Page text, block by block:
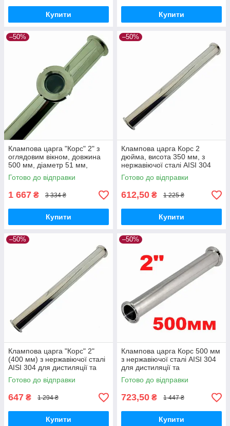
Купити Купити
–50%
Клампова царга "Корс" 2" з
оглядовим вікном, довжина
500 мм, діаметр 51 мм,
нержавіюча сталь AISI 304
Готово до відправки
1 667 ₴ 3 334 ₴
Купити
–50%
Клампова царга Корс 2
дюйма, висота 350 мм, з
нержавіючої сталі AISI 304
для дистиляції та
ректифікації
Готово до відправки
612,50 ₴ 1 225 ₴
Купити
–50%
Клампова царга "Корс" 2"
(400 мм) з нержавіючої сталі
AISI 304 для дистиляції та
ректифікації
Готово до відправки
647 ₴ 1 294 ₴
Купити
–50%
Клампова царга Корс 500 мм
з нержавіючої сталі AISI 304
для дистиляції та
ректифікації 2 дюйма
Готово до відправки
723,50 ₴ 1 447 ₴
Купити